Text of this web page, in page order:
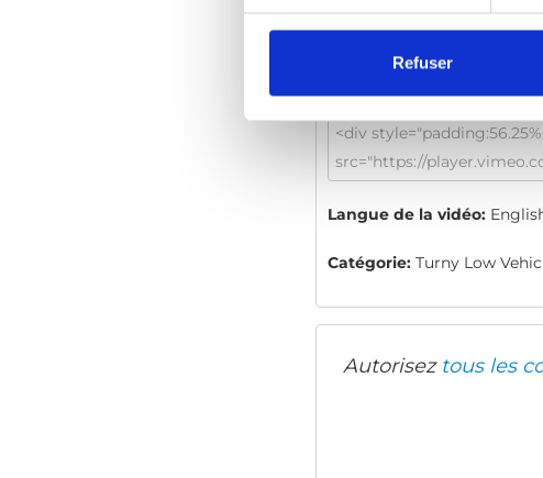
Refuser
Turny Low Vehicle:
Code d'intégration
vidéo):
Langue de la vidéo:
Catégorie: Turny Low
Autorisez tous les